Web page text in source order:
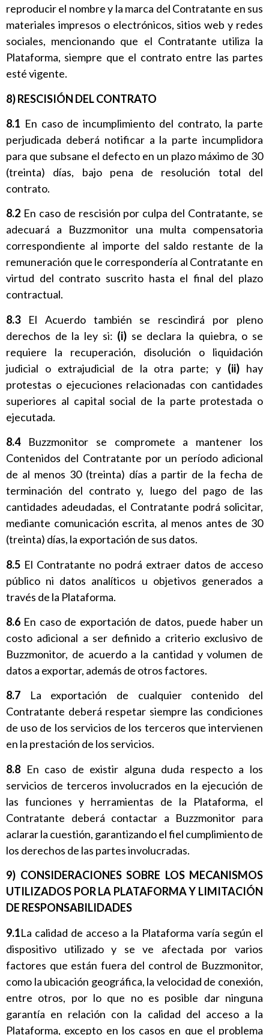
reproducir el nombre y la marca del Contratante en sus
materiales impresos o electrónicos, sitios web y redes
sociales, mencionando que el Contratante utiliza la
Plataforma, siempre que el contrato entre las partes
esté vigente.
8) RESCISIÓN DEL CONTRATO
8.1 En caso de incumplimiento del contrato, la parte
perjudicada deberá notificar a la parte incumplidora
para que subsane el defecto en un plazo máximo de 30
(treinta) días, bajo pena de resolución total del
contrato.
8.2 En caso de rescisión por culpa del Contratante, se
adecuará a Buzzmonitor una multa compensatoria
correspondiente al importe del saldo restante de la
remuneración que le correspondería al Contratante en
virtud del contrato suscrito hasta el final del plazo
contractual.
8.3 El Acuerdo también se rescindirá por pleno
derechos de la ley si: (i) se declara la quiebra, o se
requiere la recuperación, disolución o liquidación
judicial o extrajudicial de la otra parte; y (ii) hay
protestas o ejecuciones relacionadas con cantidades
superiores al capital social de la parte protestada o
ejecutada.
8.4 Buzzmonitor se compromete a mantener los
Contenidos del Contratante por un período adicional
de al menos 30 (treinta) días a partir de la fecha de
terminación del contrato y, luego del pago de las
cantidades adeudadas, el Contratante podrá solicitar,
mediante comunicación escrita, al menos antes de 30
(treinta) días, la exportación de sus datos.
8.5 El Contratante no podrá extraer datos de acceso
público ni datos analíticos u objetivos generados a
través de la Plataforma.
8.6 En caso de exportación de datos, puede haber un
costo adicional a ser definido a criterio exclusivo de
Buzzmonitor, de acuerdo a la cantidad y volumen de
datos a exportar, además de otros factores.
8.7
La exportación de cualquier contenido del
Contratante deberá respetar siempre las condiciones
de uso de los servicios de los terceros que intervienen
en la prestación de los servicios.
8.8 En caso de existir alguna duda respecto a los
servicios de terceros involucrados en la ejecución de
las funciones y herramientas de la Plataforma, el
Contratante deberá contactar a Buzzmonitor para
aclarar la cuestión, garantizando el fiel cumplimiento de
los derechos de las partes involucradas.
9) CONSIDERACIONES SOBRE LOS MECANISMOS
UTILIZADOS POR LA PLATAFORMA Y LIMITACIÓN
DE RESPONSABILIDADES
9.1La calidad de acceso a la Plataforma varía según el
dispositivo utilizado y se ve afectada por varios
factores que están fuera del control de Buzzmonitor,
como la ubicación geográfica, la velocidad de conexión,
entre otros, por lo que no es posible dar ninguna
garantía en relación con la calidad del acceso a la
Plataforma, excepto en los casos en que el problema